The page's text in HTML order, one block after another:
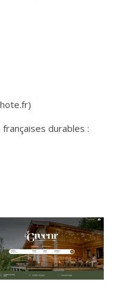
durables :